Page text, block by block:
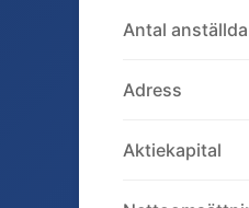
Antal anställda
Adress
Aktiekapital